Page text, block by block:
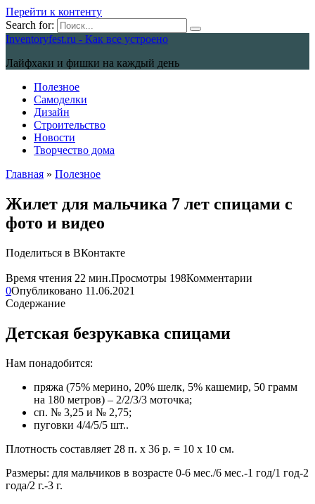
Перейти к контенту
Search for:
Inventoryfest.ru - Как все устроено
Лайфхаки и фишки на каждый день
Полезное
Самоделки
Дизайн
Строительство
Новости
Творчество дома
Главная » Полезное
Жилет для мальчика 7 лет спицами с
фото и видео
Поделиться в ВКонтакте
Время чтения 22 мин.Просмотры 198Комментарии
0Опубликовано 11.06.2021
Содержание
Детская безрукавка спицами
Нам понадобится:
пряжа (75% мерино, 20% шелк, 5% кашемир, 50 грамм
на 180 метров) – 2/2/3/3 моточка;
сп. № 3,25 и № 2,75;
пуговки 4/4/5/5 шт..
Плотность составляет 28 п. х 36 р. = 10 х 10 см.
Размеры: для мальчиков в возрасте 0-6 мес./6 мес.-1 год/1 год-2
года/2 г.-3 г.